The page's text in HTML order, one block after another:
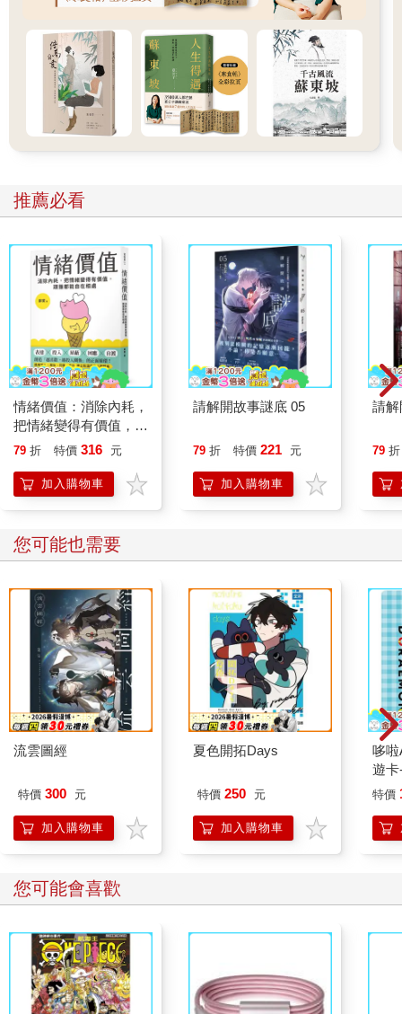
推薦必看
情緒價值：消除內耗，
把情緒變得有價值，跟
誰都能自在相處
79 折 特價 316 元
加入購物車
請解開故事謎底 05
79 折 特價 221 元
加入購物車
請解
79 折
您可能也需要
流雲圖經
特價 300 元
加入購物車
夏色開拓Days
特價 250 元
加入購物車
哆啦
遊
代銷
特價
您可能會喜歡